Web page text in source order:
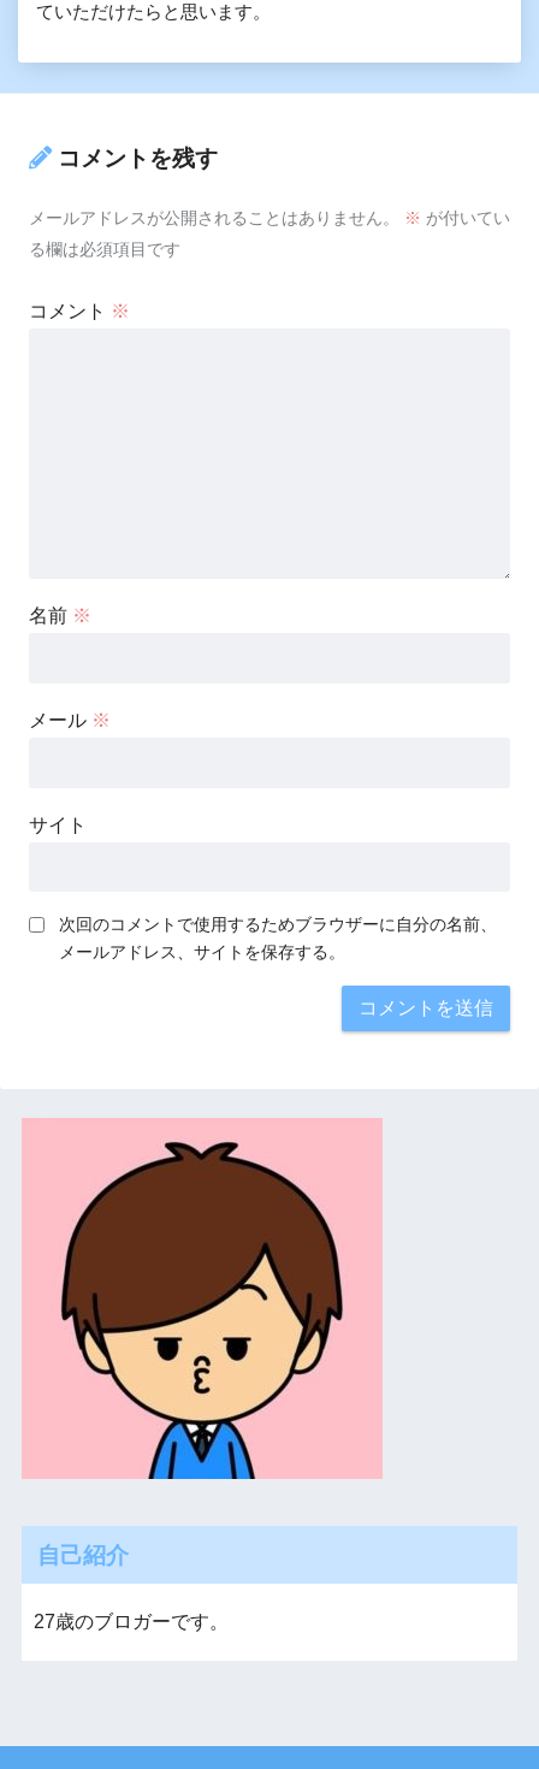
ていただけたらと思います。
コメントを残す
メールアドレスが公開されることはありません。 ※ が付いてい
る欄は必須項目です
コメント ※
名前 ※
メール ※
サイト
次回のコメントで使用するためブラウザーに自分の名前、
メールアドレス、サイトを保存する。
自己紹介
27歳のブロガーです。